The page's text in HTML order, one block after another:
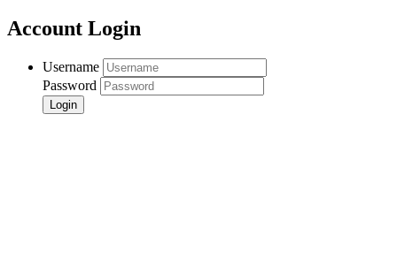
Account Login
Username
Password